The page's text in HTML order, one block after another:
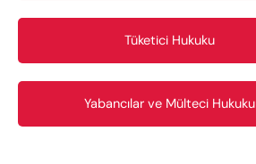
Tüketici Hukuku
Yabancılar ve Mülteci Hukuku